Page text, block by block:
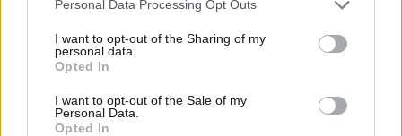
not limited to your visit or usage behaviour. You may click to
grant or deny consent to Google and its third-party tags to
use your data for below specified purposes in below Google
consent section.
Personal Data Processing Opt Outs
I want to opt-out of the Sharing of my
personal data.
Opted In
I want to opt-out of the Sale of my
Personal Data.
Opted In